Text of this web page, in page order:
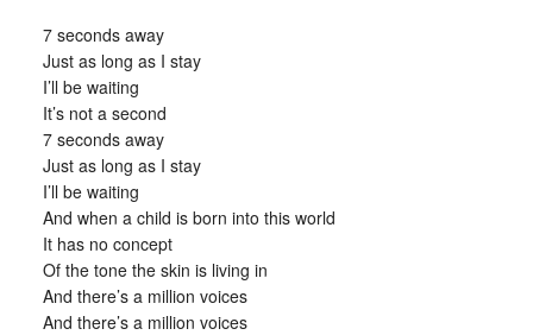
7 seconds away
Just as long as I stay
I’ll be waiting
It’s not a second
7 seconds away
Just as long as I stay
I’ll be waiting
And when a child is born into this world
It has no concept
Of the tone the skin is living in
And there’s a million voices
And there’s a million voices